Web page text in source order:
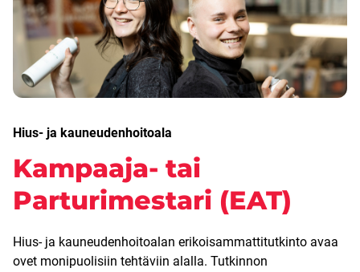
Hius- ja kauneudenhoitoala
Kampaaja- tai
Parturimestari (EAT)
Hius- ja kauneudenhoitoalan erikoisammattitutkinto avaa
ovet monipuolisiin tehtäviin alalla. Tutkinnon